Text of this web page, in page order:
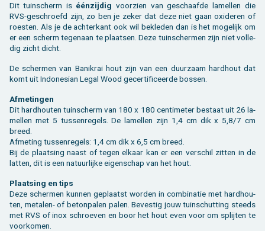
Dit tuin­scherm is éénzij­dig voor­zien van ge­schaaf­de la­mel­len die
RVS-ge­schroefd zijn, zo ben je zeker dat deze niet gaan oxi­de­ren of
roes­ten. Als je de ach­ter­kant ook wil be­kle­den dan is het mo­ge­lijk om
er een scherm te­gen­aan te plaat­sen. Deze tuin­scher­men zijn niet vol­le­
dig zicht dicht.
De scher­men van Ba­ni­krai hout zijn van een duur­zaam hard­hout dat
komt uit In­do­ne­si­an Legal Wood ge­cer­ti­fi­ceer­de bos­sen.
Af­me­tin­gen
Dit hard­hou­ten tuin­scherm van 180 x 180 cen­ti­me­ter be­staat uit 26 la­
mel­len met 5 tus­sen­re­gels. De la­mel­len zijn 1,4 cm dik x 5,8/7 cm
breed.
Af­me­ting tus­sen­re­gels: 1,4 cm dik x 6,5 cm breed.
Bij de plaat­sing naast of tegen el­kaar kan er een ver­schil zit­ten in de
lat­ten, dit is een na­tuur­lij­ke ei­gen­schap van het hout.
Plaat­sing en tips
Deze scher­men kun­nen ge­plaatst wor­den in com­bi­na­tie met hard­hou­
ten, me­ta­len- of be­ton­pa­len palen. Be­ves­tig jouw tuin­schut­ting steeds
met RVS of inox schroe­ven en boor het hout even voor om splij­ten te
voor­ko­men.